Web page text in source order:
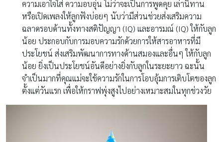
ความเอาใจใส่ ความอบอุ่น ไม่ว่าจะเป็นการพูดคุย เล่านิทาน
หรือเปิดเพลงให้ลูกฟังบ่อยๆ นับว่ามีส่วนช่วยส่งเสริมความ
ฉลาดรอบด้านทั้งทางสติปัญญา (IQ) และอารมณ์ (IQ) ให้กับลูก
น้อย ประกอบกับการมอบความรักด้วยการให้สารอาหารที่มี
ประโยชน์ ส่งเสริมพัฒนาการทางด้านสมองและอื่นๆ ให้กับลูก
น้อย ยิ่งเป็นประโยชน์อันดีอย่างยิ่งกับลูกในระยะยาว ฉะนั้น
จำเป็นมากที่คุณแม่จะใช้ความรักในการโอบอุ้มการเติบโตของลูก
ตั้งแต่วันแรก เพื่อให้กราฟพุ่งสูงไปอย่างเหมาะสมในทุกช่วงวัย